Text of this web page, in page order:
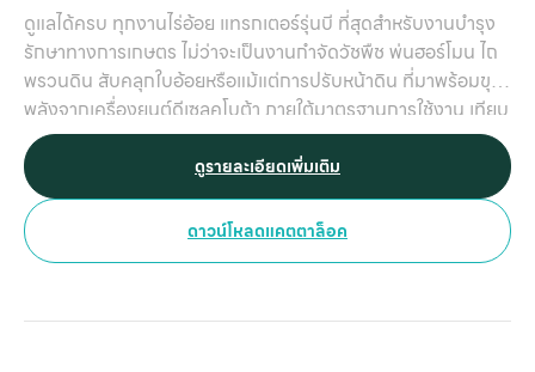
ดูแลได้ครบ ทุกงานไร่อ้อย แทรกเตอร์รุ่นบี ที่สุดสำหรับงานบำรุง
รักษาทางการเกษตร ไม่ว่าจะเป็นงานกำจัดวัชพืช พ่นฮอร์โมน ไถ
พรวนดิน สับคลุกใบอ้อยหรือแม้แต่การปรับหน้าดิน ที่มาพร้อมขุม
พลังจากเครื่องยนต์ดีเซลคูโบต้า ภายใต้มาตรฐานการใช้งาน เทียบ
เท่าแทรกเตอร์รุ่นใหญ่ ตอบโจทย์ทุกความต้องการใช้งานสำหรับ
เกษตรกรไทยโดยเฉพาะดูรายละเอียดเพิ่มเติม
ดาวน์โหลดแคตตาล็อค